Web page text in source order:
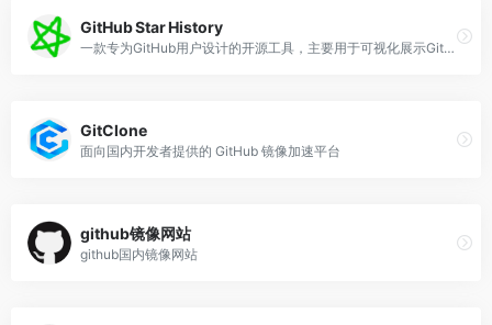
GitHub Star History
一款专为GitHub用户设计的开源工具，主要用于可视化展示GitHub仓库的星标（star）数量历史变化趋势
GitClone
面向国内开发者提供的 GitHub 镜像加速平台
github镜像网站
github国内镜像网站